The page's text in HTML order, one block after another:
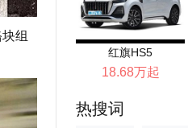
组
红旗HS5
18.68万起
热搜词